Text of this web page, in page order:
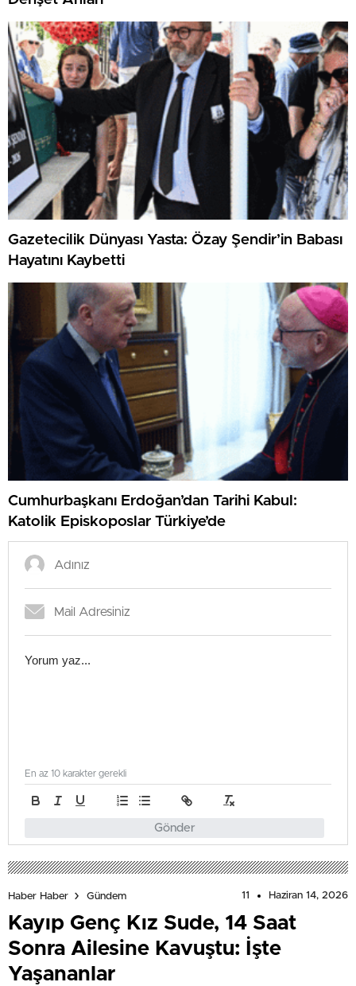
Gazetecilik Dünyası Yasta: Özay Şendir’in Babası
Hayatını Kaybetti
Cumhurbaşkanı Erdoğan’dan Tarihi Kabul:
Katolik Episkoposlar Türkiye’de
Gönder
En az 10 karakter gerekli
Haber Haber Gündem 11 Haziran 14, 2026
Kayıp Genç Kız Sude, 14 Saat
Sonra Ailesine Kavuştu: İşte
Yaşananlar